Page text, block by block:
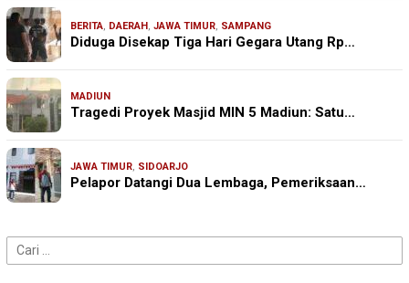
BERITA, DAERAH, JAWA TIMUR, SAMPANG
Diduga Disekap Tiga Hari Gegara Utang Rp…
MADIUN
Tragedi Proyek Masjid MIN 5 Madiun: Satu…
JAWA TIMUR, SIDOARJO
Pelapor Datangi Dua Lembaga, Pemeriksaan…
Cari
untuk: